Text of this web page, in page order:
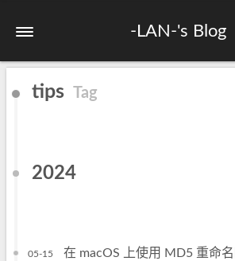
-LAN-'s Blog
tips Tag
2024
05-15 在 macOS 上使用 MD5 重命